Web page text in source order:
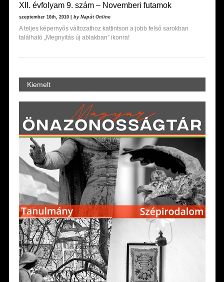
XII. évfolyam 9. szám – Novemberi futamok
szeptember 16th, 2010 | by Napút Online
A teljes képernyős változathoz kattintson a jobb felső sarokban
található „Megnyitás új ablakban” ikonra!
Kiemelt